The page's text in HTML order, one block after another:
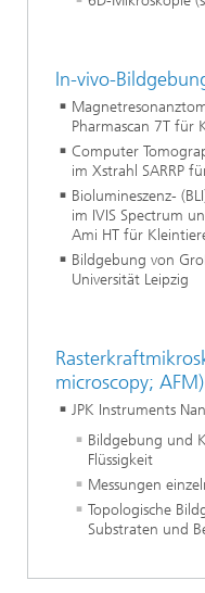
In-vivo-
Pharmascan 7T für
Computer
im Xstrahl SARRP
Biolumineszenz-
im IVIS Spectrum
Ami HT für
Bildgebung von
Universität Leipzig
microscopy; AFM)
JPK Instruments
Bildgebung und
Flüssigkeit
Messungen
Topologische
Substraten und